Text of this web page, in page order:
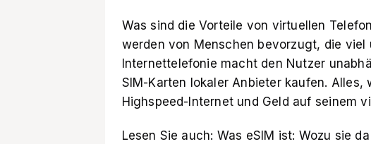
Was sind die Vorteile von virtuellen
werden von Menschen bevorzugt, die
Internettelefonie macht den Nutzer
SIM-Karten lokaler Anbieter kaufen.
Highspeed-Internet und Geld auf seinem
Lesen Sie auch: Was eSIM ist: Wozu sie